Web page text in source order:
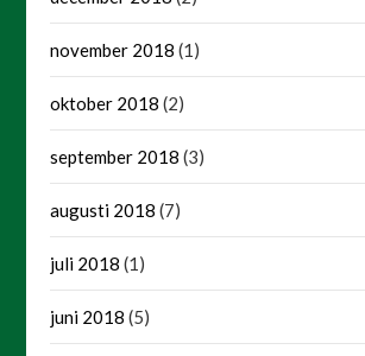
november 2018 (1)
oktober 2018 (2)
september 2018 (3)
augusti 2018 (7)
juli 2018 (1)
juni 2018 (5)